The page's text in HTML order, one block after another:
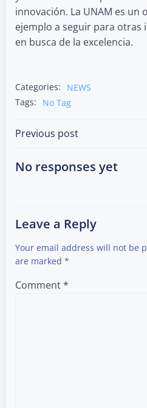
innovación. La UNAM es un
ejemplo a seguir para otras
en busca de la excelencia.
Categories:
NEWS
Tags:
No Tag
Post
navigation
Previous post
No responses yet
Leave a Reply
Your email address will not be
are marked *
Comment*